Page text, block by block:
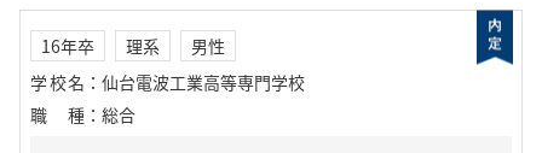
16年卒 理系
男性
学校名 ： 仙台電波工業高等専門学校
職種 ： 総合